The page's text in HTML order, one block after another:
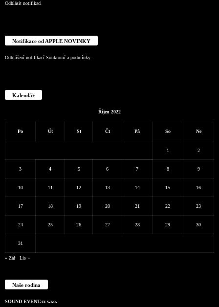
Odhlásit notifikaci
Notifikace od APPLE NOVINKY
Odhlášení notifikací Soukromí a podmínky
Kalendář
Říjen 2022
Po Út St Čt Pá So Ne
1 2
3 4 5 6 7 8 9
10 11 12 13 14 15 16
17 18 19 20 21 22 23
24 25 26 27 28 29 30
31
« Zář Lis »
Naše rodina
SOUND EVENT.cz s.r.o.